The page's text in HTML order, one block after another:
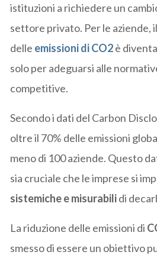
istituzioni a richiedere un
settore privato. Per le aziende,
delle emissioni di CO2è
solo per adeguarsi alle
competitive.
Secondo i dati del Carbon
oltre il 70% delle emissioni
meno di 100 aziende. Questo
sia cruciale che le imprese si
sistemiche e misurabilidi
La riduzione delle emissioni di
smesso di essere un obiettivo